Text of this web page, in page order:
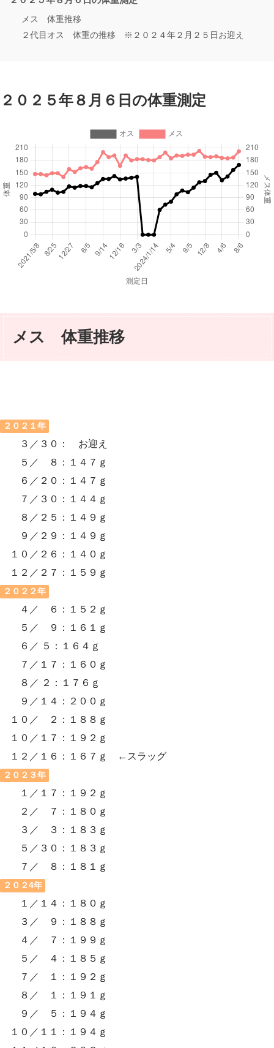
メス 体重推移
２代目オス 体重の推移 ※２０２４年２月２５日お迎え
２０２５年８月６日の体重測定
メス 体重推移
２０２１年
３／３０： お迎え
５／ ８：１４７ｇ
６／２０：１４７ｇ
７／３０：１４４ｇ
８／２５：１４９ｇ
９／２９：１４９ｇ
１０／２６：１４０ｇ
１２／２７：１５９ｇ
２０２２年
４／ ６：１５２ｇ
５／ ９：１６１ｇ
６／ ５：１６４ｇ
７／１７：１６０ｇ
８／ ２：１７６ｇ
９／１４：２００ｇ
１０／ ２：１８８ｇ
１０／１７：１９２ｇ
１２／１６：１６７ｇ ←スラッグ
２０２３年
１／１７：１９２ｇ
２／ ７：１８０ｇ
３／ ３：１８３ｇ
５／３０：１８３ｇ
７／ ８：１８１ｇ
２０２4年
１／１４：１８０ｇ
３／ ９：１８８ｇ
４／ ７：１９９ｇ
５／ ４：１８５ｇ
７／ １：１９２ｇ
８／ １：１９１ｇ
９／ ５：１９４ｇ
１０／１１：１９４ｇ